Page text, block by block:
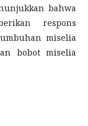
bahwa
respons
miselia
bobot miselia